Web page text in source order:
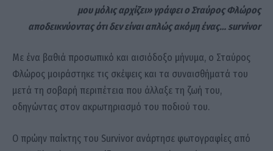
μου μόλις αρχίζει» γράφει ο Σταύρος Φλώρος
αποδεικνύοντας ότι δεν είναι απλώς ακόμη ένας… survivor
Με ένα βαθιά προσωπικό και αισιόδοξο μήνυμα, ο Σταύρος
Φλώρος μοιράστηκε τις σκέψεις και τα συναισθήματά του
μετά τη σοβαρή περιπέτεια που άλλαξε τη ζωή του,
οδηγώντας στον ακρωτηριασμό του ποδιού του.
Ο πρώην παίκτης του Survivor ανάρτησε φωτογραφίες από